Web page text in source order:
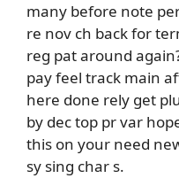
many before note
re nov ch back for
reg pat around
pay feel track main
here done rely get
by dec top pr var
this on your need
sy sing char s.